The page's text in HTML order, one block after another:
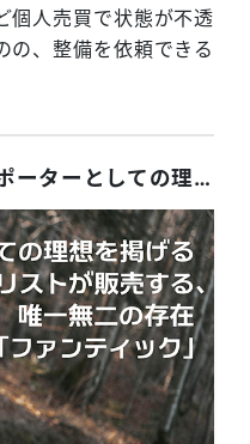
個人売買で状態が不透
の、整備を依頼できる
【ファンティック】インポーターとしての理想を掲げるモータリストが販売する、唯一無二の存在